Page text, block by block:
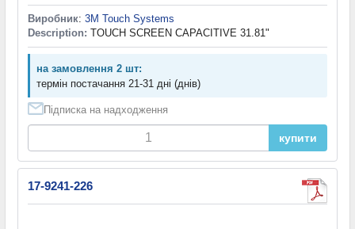
Виробник: 3M Touch Systems
Description: TOUCH SCREEN CAPACITIVE 31.81"
на замовлення 2 шт:
термін постачання 21-31 дні (днів)
Підписка на надходження
купити
17-9241-226